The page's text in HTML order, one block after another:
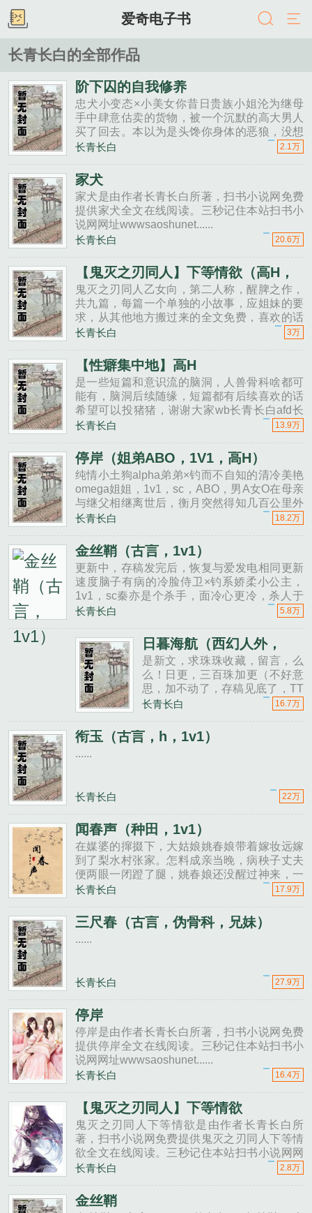
爱奇电子书
长青长白的全部作品
阶下囚的自我修养
忠犬小变态×小美女你昔日贵族小姐沦为继母
手中肆意估卖的货物，被一个沉默的高大男人
买了回去。本以为是头馋你身体的恶狼，没想
却是叼着尾巴来报恩的小猫，任欺任辱，驯顺
人眼里有第二只畜生......
长青长白 2.1万
家犬
家犬是由作者长青长白所著，扫书小说网免费
提供家犬全文在线阅读。三秒记住本站扫书小
说网网址wwwsaoshunet......
长青长白 20.6万
【鬼灭之刃同人】下等情欲（高H，
1v1）
鬼灭之刃同人乙女向，第二人称，醒脾之作，
共九篇，每篇一个单独的小故事，应姐妹的要
求，从其他地方搬过来的全文免费，喜欢的话
希望可以投点珠珠......
长青长白 3万
【性癖集中地】高H
是一些短篇和意识流的脑洞，人兽骨科啥都可
能有，脑洞后续随缘，短篇都有后续喜欢的话
希望可以投猪猪，谢谢大家wb长青长白afd长
青长白（po上的文afd基本都有，如果po上不
长青长白 13.9万
停岸（姐弟ABO，1V1，高H）
纯情小土狗alpha弟弟×钓而不自知的清冷美艳
omega姐姐，1v1，sc，ABO，男A女O在母亲
与继父相继离世后，衡月突然得知几百公里外
的乡村里自己还有一个弟弟一个十六岁还没有
之后，衡月这个......
长青长白 18.2万
金丝鞘（古言，1v1）
更新中，存稿发完后，恢复与爱发电相同更新
速度脑子有病的冷脸侍卫×钓系娇柔小公主，
1v1，sc秦亦是个杀手，面冷心更冷，杀人于
他而言比吃饭还平常。某日，秦亦接到一个任
爱的扶光公主姬宁。秦亦觉得麻......
长青长白 5.8万
日暮海航（西幻人外，
1v1）
是新文，求珠珠收藏，留言，么
么！日更，三百珠加更（不好意
思，加不动了，存稿见底了，TT
双人格（纯情阴郁）雪豹骑士×
1v1蒂安娜，王国公主......
长青长白 16.7万
衔玉（古言，h，1v1）
......
长青长白 22万
闻春声（种田，1v1）
在媒婆的撺掇下，大姑娘姚春娘带着嫁妆远嫁
到了梨水村张家。怎料成亲当晚，病秧子丈夫
便两眼一闭蹬了腿，姚春娘还没醒过神来，一
夜间就成了梨水村最年轻的寡妇。小寡妇隔壁
力壮的结巴撑......
长青长白 17.9万
三尺春（古言，伪骨科，兄妹）
......
长青长白 27.9万
停岸
停岸是由作者长青长白所著，扫书小说网免费
提供停岸全文在线阅读。三秒记住本站扫书小
说网网址wwwsaoshunet......
长青长白 16.4万
【鬼灭之刃同人】下等情欲
鬼灭之刃同人下等情欲是由作者长青长白所
著，扫书小说网免费提供鬼灭之刃同人下等情
欲全文在线阅读。三秒记住本站扫书小说网网
址wwwsaoshunet......
长青长白 2.8万
金丝鞘